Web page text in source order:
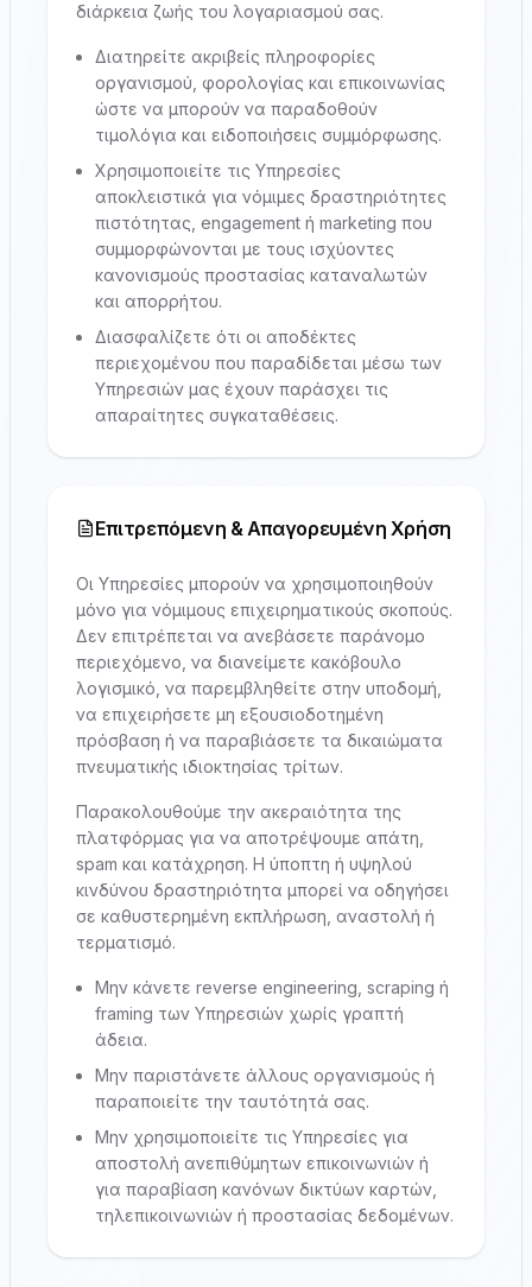
διάρκεια ζωής του λογαριασμού σας.
Διατηρείτε ακριβείς πληροφορίες
οργανισμού, φορολογίας και επικοινωνίας
ώστε να μπορούν να παραδοθούν
τιμολόγια και ειδοποιήσεις συμμόρφωσης.
Χρησιμοποιείτε τις Υπηρεσίες
αποκλειστικά για νόμιμες δραστηριότητες
πιστότητας, engagement ή marketing που
συμμορφώνονται με τους ισχύοντες
κανονισμούς προστασίας καταναλωτών
και απορρήτου.
Διασφαλίζετε ότι οι αποδέκτες
περιεχομένου που παραδίδεται μέσω των
Υπηρεσιών μας έχουν παράσχει τις
απαραίτητες συγκαταθέσεις.
Επιτρεπόμενη & Απαγορευμένη Χρήση
Οι Υπηρεσίες μπορούν να χρησιμοποιηθούν
μόνο για νόμιμους επιχειρηματικούς σκοπούς.
Δεν επιτρέπεται να ανεβάσετε παράνομο
περιεχόμενο, να διανείμετε κακόβουλο
λογισμικό, να παρεμβληθείτε στην υποδομή,
να επιχειρήσετε μη εξουσιοδοτημένη
πρόσβαση ή να παραβιάσετε τα δικαιώματα
πνευματικής ιδιοκτησίας τρίτων.
Παρακολουθούμε την ακεραιότητα της
πλατφόρμας για να αποτρέψουμε απάτη,
spam και κατάχρηση. Η ύποπτη ή υψηλού
κινδύνου δραστηριότητα μπορεί να οδηγήσει
σε καθυστερημένη εκπλήρωση, αναστολή ή
τερματισμό.
Μην κάνετε reverse engineering, scraping ή
framing των Υπηρεσιών χωρίς γραπτή
άδεια.
Μην παριστάνετε άλλους οργανισμούς ή
παραποιείτε την ταυτότητά σας.
Μην χρησιμοποιείτε τις Υπηρεσίες για
αποστολή ανεπιθύμητων επικοινωνιών ή
για παραβίαση κανόνων δικτύων καρτών,
τηλεπικοινωνιών ή προστασίας δεδομένων.